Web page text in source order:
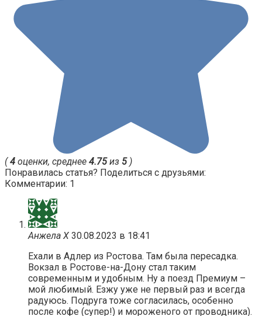
(4 оценки, среднее 4.75из 5)
Понравилась статья? Поделиться с друзьями:
Комментарии: 1
Анжела Х 30.08.2023 в 18:41
Ехали в Адлер из Ростова. Там была пересадка.
Вокзал в Ростове-на-Дону стал таким
современным и удобным. Ну а поезд Премиум –
мой любимый. Езжу уже не первый раз и всегда
радуюсь. Подруга тоже согласилась, особенно
после кофе (супер!) и мороженого от проводника).